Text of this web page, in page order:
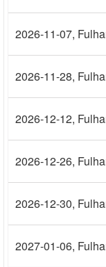
2026-11-07,
2026-11-28,
2026-12-12,
2026-12-26,
2026-12-30,
2027-01-06,